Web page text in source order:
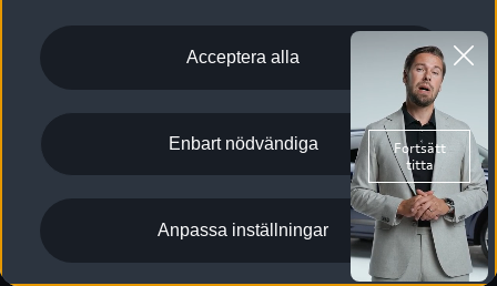
2G/3G nätet stängs ned - Hur påverkas min bil av detta?
Nyhetsbrev
Vårt hållbarhetsarbete
Lediga tjänster huvudkontor
Lediga tjänster hos Audi Återförsäljare
Kommentar till mediauppgifter om dataläcka
Anpassa inställningar för cookies
Visselblåsarkanaler
Acceptera alla
Enbart nödvändiga
Anpassa inställningar